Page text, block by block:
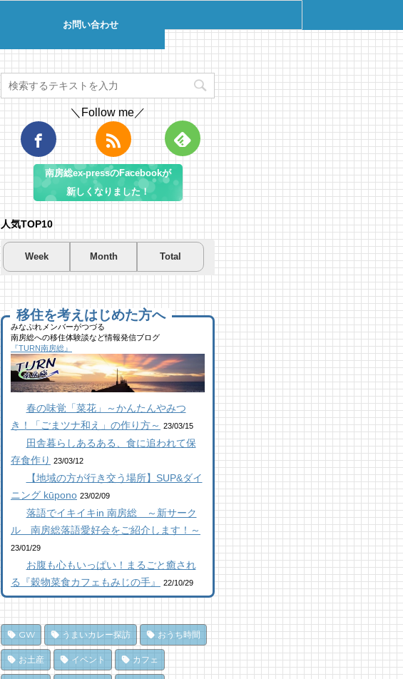
お問い合わせ
＼Follow me／
南房総ex-pressのFacebookが
新しくなりました！
人気TOP10
Week Month Total
夏を先取り！プールに行こう！
南房総市千倉B&G海洋センター
53 views|byTsuno
館山にオープン！地域の素材か
らはじめる物作り工房
25 views|byなべたゆかり
【コラボ】ジビエも揃う、鮮度
抜群の南房総おさかなセンター
【安房國テレビ】
23 views |byなべたゆかり
南房総こんな素敵な所があっ
た！| かじか橋
20 views|byCAT SEA KURO
海辺のナポリターノピザ
「Goccia(ゴッチャ)」
15 views|byMitchi3
しく散策できた！ 乗馬体験レ
ポート
ドライブ休憩にオススメ！「と
みうら元気倶楽部」でホッと一
息♪
14 views
| byフジイ ミツコ
夏を先取り！プールに行こう！
南房総市千倉B&G海洋センター
197 views|byTsuno
ブルーベリー狩りに行ってき
た！「コロコロ農園 庄兵衛」
千倉町
111 views|by原みりか
館山にオープン！地域の素材か
らはじめる物作り工房
109 views|by なべたゆかり
南房総こんな素敵な所があっ
た！| かじか橋
101 views|byCAT SEA KURO
【コラボ】ジビエも揃う、鮮度
抜群の南房総おさかなセンター
【安房國テレビ】
乗馬初心者の私でも、海辺を楽
しく散策できた！ 乗馬体験レ
ポート
75 views|byなべたゆかり
夏のごほうびにこだわりのかき
氷を風菓堂で
75 views
| byフジイ ミツコ
海遊び＆キャンプするならコ
コ！南房総のおすすめキャンプ
場まとめ【2】
40,694 views
| by
似顔絵ケーキに感動！館山のケ
ーキ屋さん「プチ アンジュ」
17,148 views|by福美
南房総パン屋めぐり【２】
橋本屋製パン店（館山市）
12,847 views| bychoco-love
南房総こんな素敵な所があっ
た！| かじか橋
12,021 views |byCAT SEA
KURO
南房総の海を食らう！天然とこ
ろてん専門店
10,866 views
|by 原みりか
南房総パン屋めぐり【3】石窯
パン工房そろそろ（鴨川市）前
編パン
10,837 views|bychoco-love
南房総パン屋めぐり【１】
クリケット（鴨川市）
10,470 views|bychoco-love
移住を考えはじめた方へ
みなぷれメンバーがつづる
南房総への移住体験談など情報発信ブログ
『TURN南房総』
春の味覚「菜花」～かんたんやみつ
き！「ごまツナ和え」の作り方～ 23/03/15
田舎暮らしあるある、食に追われて保
存食作り 23/03/12
【地域の方が行き交う場所】SUP&ダイ
ニング kūpono 23/02/09
落語でイキイキin 南房総 ～新サーク
ル 南房総落語愛好会をご紹介します！～
23/01/29
お腹も心もいっぱい！まるごと癒され
る『穀物菜食カフェもみじの手』
22/10/29
GW うまいカレー探訪 おうち時間
お土産 イベント カフェ